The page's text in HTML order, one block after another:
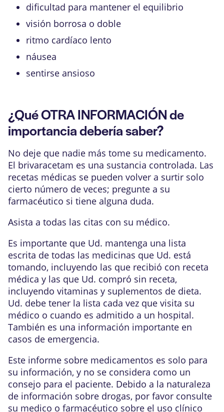
dificultad para mantener el equilibrio
visión borrosa o doble
ritmo cardíaco lento
náusea
sentirse ansioso
¿Qué OTRA INFORMACIÓN de
importancia debería saber?
No deje que nadie más tome su medicamento.
El brivaracetam es una sustancia controlada. Las
recetas médicas se pueden volver a surtir solo
cierto número de veces; pregunte a su
farmacéutico si tiene alguna duda.
Asista a todas las citas con su médico.
Es importante que Ud. mantenga una lista
escrita de todas las medicinas que Ud. está
tomando, incluyendo las que recibió con receta
médica y las que Ud. compró sin receta,
incluyendo vitaminas y suplementos de dieta.
Ud. debe tener la lista cada vez que visita su
médico o cuando es admitido a un hospital.
También es una información importante en
casos de emergencia.
Este informe sobre medicamentos es solo para
su información, y no se considera como un
consejo para el paciente. Debido a la naturaleza
de información sobre drogas, por favor consulte
su medico o farmacéutico sobre el uso clínico